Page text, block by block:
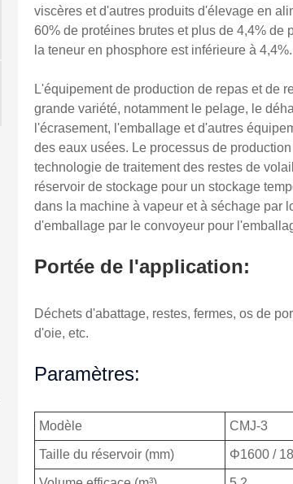
viscères et d'autres produits d'élevage en
60% de protéines brutes et plus de 4,4% de
la teneur en phosphore est inférieure à 4,4%.
L'équipement de production de repas et de
grande variété, notamment le pelage, le
l'écrasement, l'emballage et d'autres
des eaux usées. Le processus de
technologie de traitement des restes de
réservoir de stockage pour un stockage
dans la machine à vapeur et à séchage par
d'emballage par le convoyeur pour
Portée de l'application:
Déchets d'abattage, restes, fermes, os de
d'oie, etc.
Paramètres:
Modèle CMJ-3
Taille du réservoir (mm) Φ1600 /